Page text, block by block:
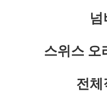
스위스 오
전체